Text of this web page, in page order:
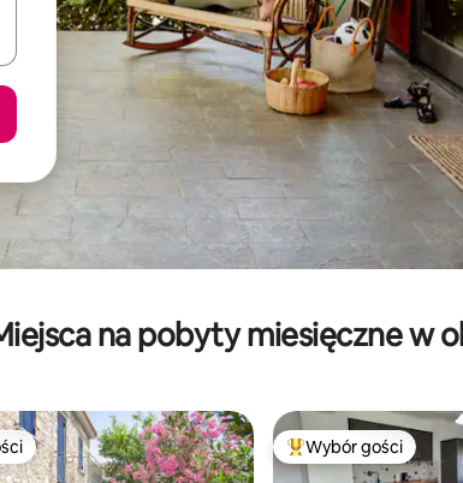
na pobyty miesięczne w
Najpopularniejsze z
Wybór gości